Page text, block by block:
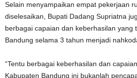
Selain menyampaikan empat pekerjaan
diselesaikan, Bupati Dadang Supriatna
berbagai capaian dan keberhasilan yang
Bandung selama 3 tahun menjadi
“Tentu berbagai keberhasilan dan
Kabupaten Bandung ini bukanlah